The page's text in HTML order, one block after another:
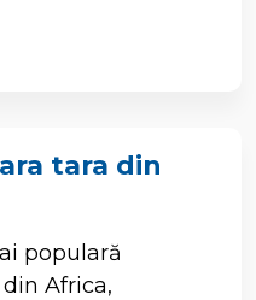
tara din
populară
Africa,